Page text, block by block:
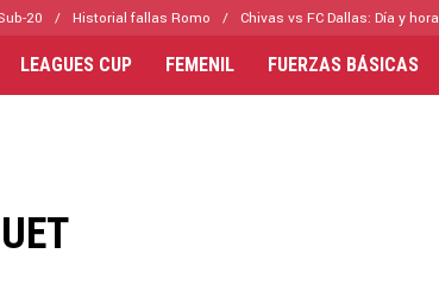
20 Historial fallas Romo Chivas vs FC Dallas: Día y hora
LEAGUES CUP FEMENIL FUERZAS BÁSICAS